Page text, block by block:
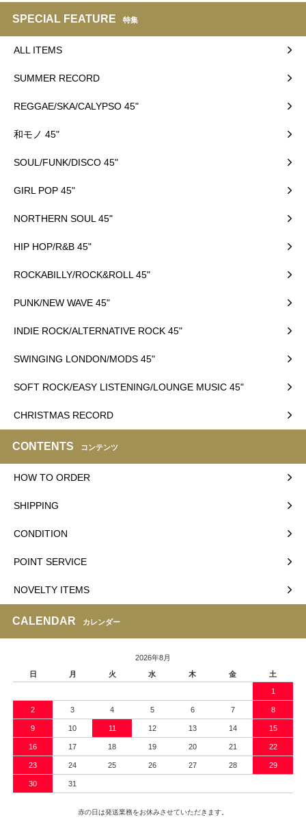
SPECIAL FEATURE 特集
ALL ITEMS
SUMMER RECORD
REGGAE/SKA/CALYPSO 45"
和モノ 45"
SOUL/FUNK/DISCO 45"
GIRL POP 45"
NORTHERN SOUL 45"
HIP HOP/R&B 45"
ROCKABILLY/ROCK&ROLL 45"
PUNK/NEW WAVE 45"
INDIE ROCK/ALTERNATIVE ROCK 45"
SWINGING LONDON/MODS 45"
SOFT ROCK/EASY LISTENING/LOUNGE MUSIC 45"
CHRISTMAS RECORD
CONTENTS コンテンツ
HOW TO ORDER
SHIPPING
CONDITION
POINT SERVICE
NOVELTY ITEMS
CALENDAR カレンダー
2026年8月
日
月 火 水 木 金 土
1
2 3 4 5 6 7 8
9 10 11 12 13 14 15
16 17 18 19 20 21 22
23 24 25 26 27 28 29
30 31
赤の日は発送業務をお休みさせていただきます。